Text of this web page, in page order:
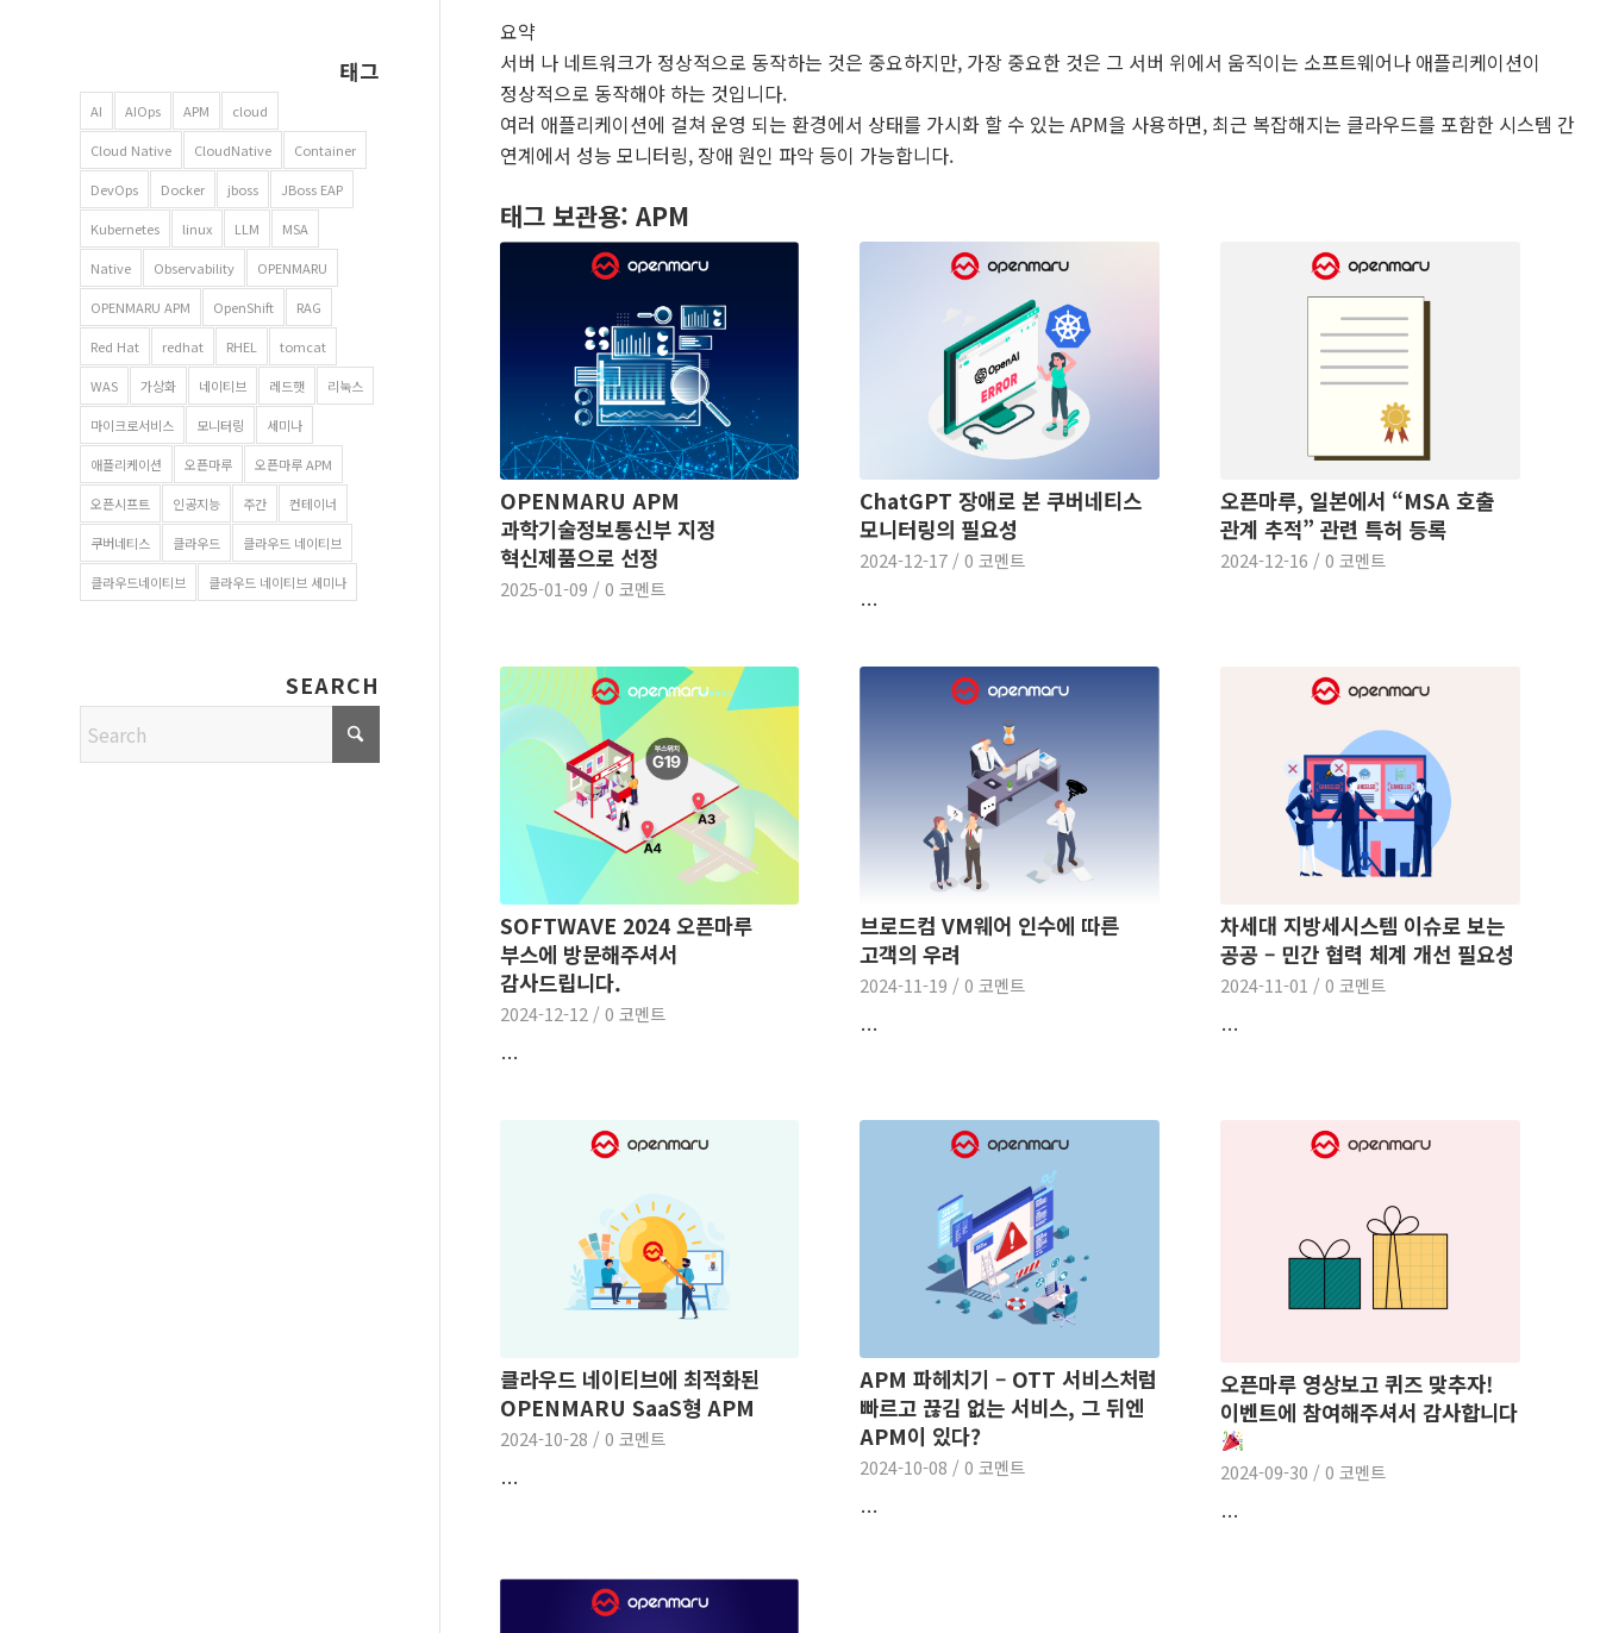
요약
서버 나 네트워크가 정상적으로 동작하는 것은 중요하지만, 가장 중요한 것은 그 서버 위에서 움직이는 소프트웨어나 애플리케이션이
정상적으로 동작해야 하는 것입니다.
여러 애플리케이션에 걸쳐 운영 되는 환경에서 상태를 가시화 할 수 있는 APM을 사용하면, 최근 복잡해지는 클라우드를 포함한 시스템 간
연계에서 성능 모니터링, 장애 원인 파악 등이 가능합니다.
태그 보관용: APM
OPENMARU APM
과학기술정보통신부 지정
혁신제품으로 선정
2025-01-09 / 0 코멘트
ChatGPT 장애로 본 쿠버네티스
모니터링의 필요성
2024-12-17 / 0 코멘트
…
오픈마루, 일본에서 “MSA 호출
관계 추적” 관련 특허 등록
2024-12-16 / 0 코멘트
SOFTWAVE 2024 오픈마루
부스에 방문해주셔서
감사드립니다.
2024-12-12 / 0 코멘트
…
브로드컴 VM웨어 인수에 따른
고객의 우려
2024-11-19 / 0 코멘트
…
차세대 지방세시스템 이슈로 보는
공공 – 민간 협력 체계 개선 필요성
2024-11-01 / 0 코멘트
…
클라우드 네이티브에 최적화된
OPENMARU SaaS형 APM
2024-10-28 / 0 코멘트
…
APM 파헤치기 – OTT 서비스처럼
빠르고 끊김 없는 서비스, 그 뒤엔
APM이 있다?
2024-10-08 / 0 코멘트
…
오픈마루 영상보고 퀴즈 맞추자!
이벤트에 참여해주셔서 감사합니다
2024-09-30 / 0 코멘트
…
태그
AI AIOps APM cloud
Cloud Native CloudNative Container
DevOps Docker jboss JBoss EAP
Kubernetes linux LLM MSA
Native Observability OPENMARU
OPENMARU APM OpenShift RAG
Red Hat redhat RHEL tomcat
WAS 가상화 네이티브 레드햇 리눅스
마이크로서비스 모니터링 세미나
애플리케이션 오픈마루 오픈마루 APM
오픈시프트 인공지능 주간 컨테이너
쿠버네티스 클라우드 클라우드 네이티브
클라우드네이티브 클라우드 네이티브 세미나
SEARCH